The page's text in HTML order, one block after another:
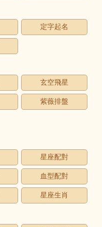
定字起名
玄空飛星
紫薇排盤
星座配對
血型配對
星座生肖